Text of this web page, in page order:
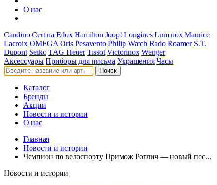
О нас
Candino Certina Edox Hamilton Joop! Longines Luminox Maurice
Lacroix OMEGA Oris Pesavento Philip Watch Rado Roamer S.T.
Dupont Seiko TAG Heuer Tissot Victorinox Wenger
Аксессуары Приборы для письма Украшения Часы
Поиск
Каталог
Бренды
Акции
Новости и истории
О нас
Главная
Новости и истории
Чемпион по велоспорту Примож Роглич — новый пос...
Новости и истории